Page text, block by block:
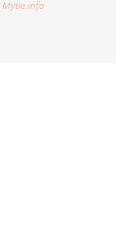
Mytie.info